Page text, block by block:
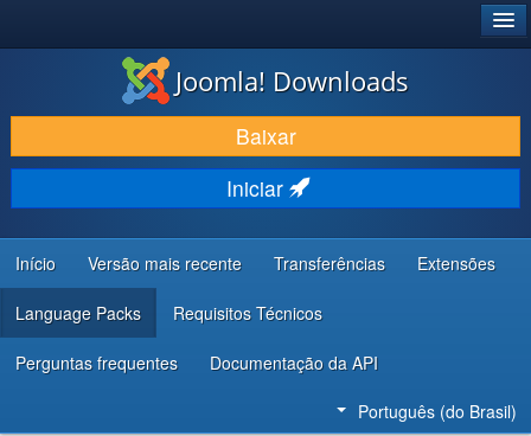
BAIXAR E APRIMORAR
DESCUBRA & APRENDA
COMUNIDADE & SUPORTE
RECURSOS PARA DESENVOLVEDORES
Joomla! Downloads
Baixar
Iniciar
Início Versão mais recente Transferências Extensões
Language Packs Requisitos Técnicos
Perguntas frequentes Documentação da API
Português (do Brasil)